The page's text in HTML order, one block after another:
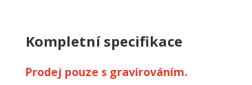
Kompletní specifikace
Prodej pouze s gravírováním.